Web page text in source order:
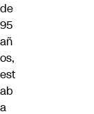
de
95
añ
os,
est
ab
a